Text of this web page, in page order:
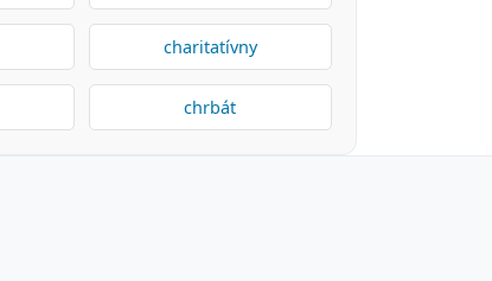
charitatívny
chrbát